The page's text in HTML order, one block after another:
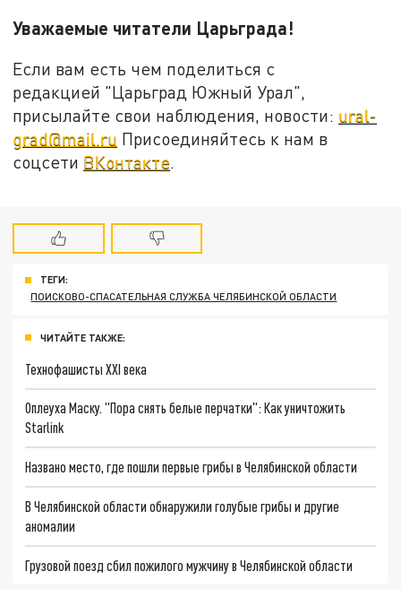
Уважаемые читатели Царьграда!
Если вам есть чем поделиться с
редакцией "Царьград Южный Урал",
присылайте свои наблюдения, новости: ural-
grad@mail.ru Присоединяйтесь к нам в
соцсети ВКонтакте.
ТЕГИ:
ПОИСКОВО-СПАСАТЕЛЬНАЯ СЛУЖБА ЧЕЛЯБИНСКОЙ ОБЛАСТИ
ЧИТАЙТЕ ТАКЖЕ:
Технофашисты XXI века
Оплеуха Маску. "Пора снять белые перчатки": Как уничтожить
Starlink
Названо место, где пошли первые грибы в Челябинской области
В Челябинской области обнаружили голубые грибы и другие
аномалии
Грузовой поезд сбил пожилого мужчину в Челябинской области